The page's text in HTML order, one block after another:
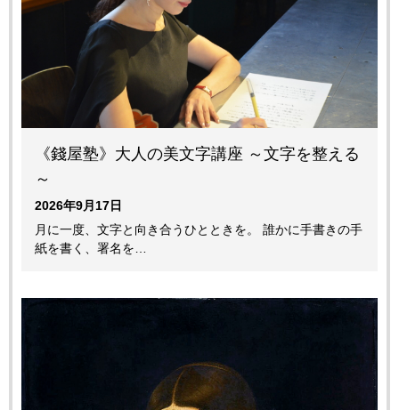
《錢屋塾》大人の美文字講座 ～文字を整える
～
2026年9月17日
月に一度、文字と向き合うひとときを。 誰かに手書きの手
紙を書く、署名を…